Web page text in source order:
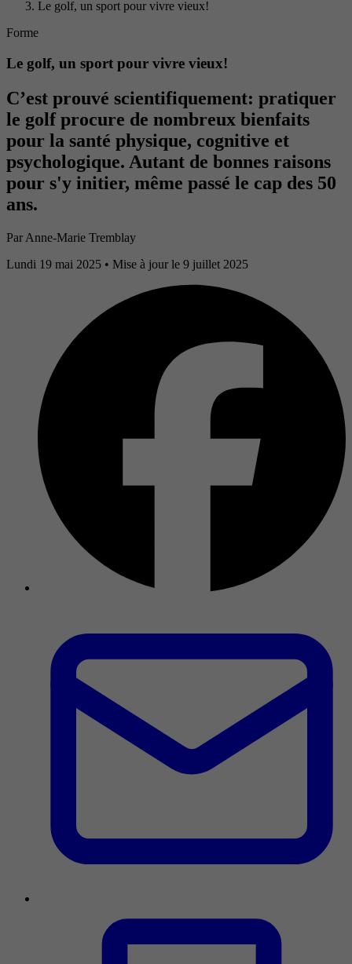
Le golf, un sport pour vivre vieux!
Forme
Le golf, un sport pour vivre vieux!
C’est prouvé scientifiquement: pratiquer
le golf procure de nombreux bienfaits
pour la santé physique, cognitive et
psychologique. Autant de bonnes raisons
pour s'y initier, même passé le cap des 50
ans.
Par Anne-Marie Tremblay
Lundi 19 mai 2025 • Mise à jour le 9 juillet 2025